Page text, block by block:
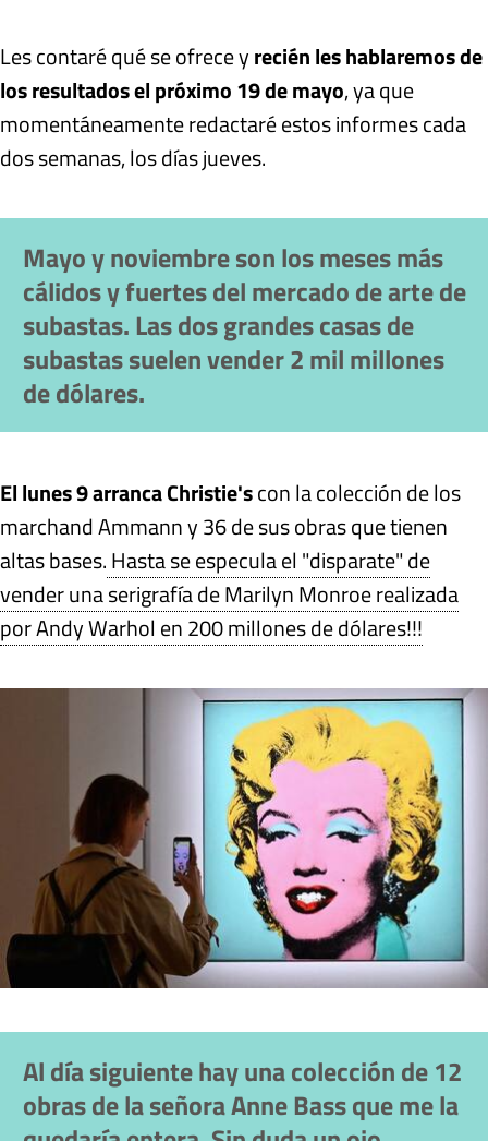
Les contaré qué se ofrece yrecién les hablaremos de
los resultados el próximo 19 de mayo, ya que
momentáneamente redactaré estos informes cada
dos semanas, los días jueves.
Mayo y noviembre son los meses más
cálidos y fuertes del mercado de arte de
subastas. Las dos grandes casas de
subastas suelen vender 2 mil millones
de dólares.
El lunes 9 arranca Christie'scon la colección de los
marchand Ammann y 36 de sus obras que tienen
altas bases.Hasta se especula el "disparate" de
vender una serigrafía de Marilyn Monroe realizada
por Andy Warhol en 200 millones de dólares!!!
Al día siguiente hay una colección de 12
obras de la señora Anne Bass que me la